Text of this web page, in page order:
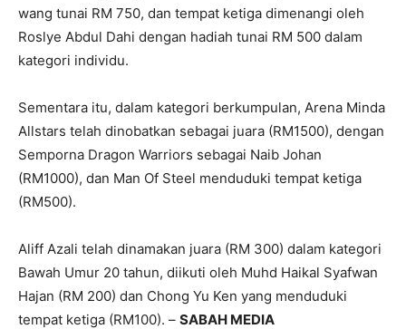
wang tunai RM 750, dan tempat ketiga dimenangi oleh
Roslye Abdul Dahi dengan hadiah tunai RM 500 dalam
kategori individu.
Sementara itu, dalam kategori berkumpulan, Arena Minda
Allstars telah dinobatkan sebagai juara (RM1500), dengan
Semporna Dragon Warriors sebagai Naib Johan
(RM1000), dan Man Of Steel menduduki tempat ketiga
(RM500).
Aliff Azali telah dinamakan juara (RM 300) dalam kategori
Bawah Umur 20 tahun, diikuti oleh Muhd Haikal Syafwan
Hajan (RM 200) dan Chong Yu Ken yang menduduki
tempat ketiga (RM100). – SABAH MEDIA